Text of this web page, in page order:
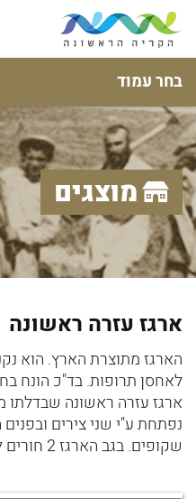
בחר עמוד
מוצגים
ארגז עזרה ראשונה
לאחסן תרופות. בד"כ הונח
ארגז עזרה ראשונה שבדלתו
שקופים. בגב הארגז 2 חורים לתלייה על הקיר. צבעו לבן דהוי.